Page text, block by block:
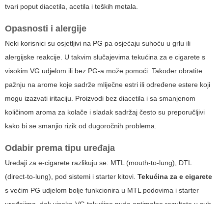
tvari poput diacetila, acetila i teških metala.
Opasnosti i alergije
Neki korisnici su osjetljivi na PG pa osjećaju suhoću u grlu ili
alergijske reakcije. U takvim slučajevima tekućina za e cigarete s
visokim VG udjelom ili bez PG-a može pomoći. Također obratite
pažnju na arome koje sadrže mliječne estri ili određene estere koji
mogu izazvati iritaciju. Proizvodi bez diacetila i sa smanjenom
količinom aroma za kolače i sladak sadržaj često su preporučljivi
kako bi se smanjio rizik od dugoročnih problema.
Odabir prema tipu uređaja
Uređaji za e-cigarete razlikuju se: MTL (mouth-to-lung), DTL
(direct-to-lung), pod sistemi i starter kitovi. Tekućina za e cigarete
s većim PG udjelom bolje funkcionira u MTL podovima i starter